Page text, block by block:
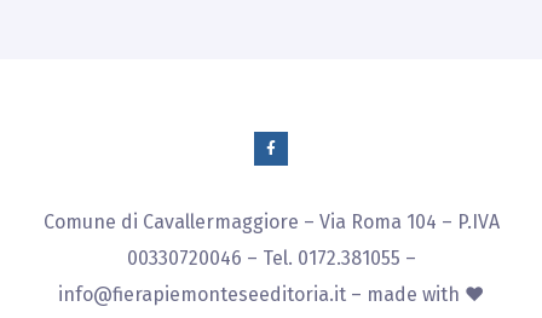
Comune di Cavallermaggiore – Via Roma 104 – P.IVA
00330720046 – Tel. 0172.381055 –
info@fierapiemonteseeditoria.it – made with ♥